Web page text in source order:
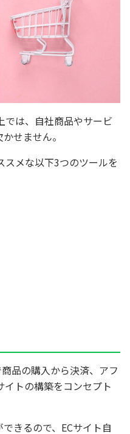
では、自社商品やサービ
せません。
スメな以下3つのツールを
品の購入から決済、アフ
イトの構築をコンセプト
きるので、ECサイト自